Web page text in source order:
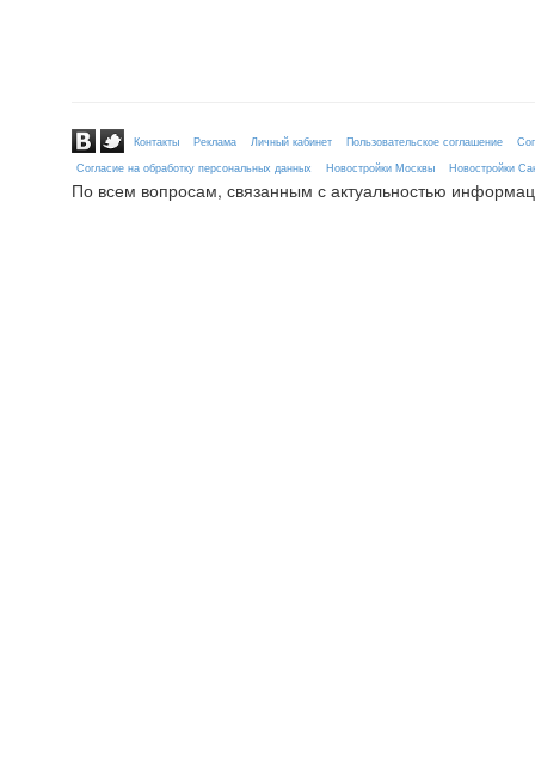
Контакты Реклама Личный кабинет Пользовательское соглашение
Согласие на обработку персональных данных
Новостройки Москвы Новостройки
По всем вопросам, связанным с актуальностью